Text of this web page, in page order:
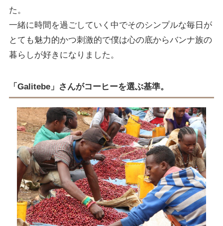
た。
一緒に時間を過ごしていく中でそのシンプルな毎日が
とても魅力的かつ刺激的で僕は心の底からバンナ族の
暮らしが好きになりました。
「 Galitebe」さんがコーヒーを選ぶ基準。